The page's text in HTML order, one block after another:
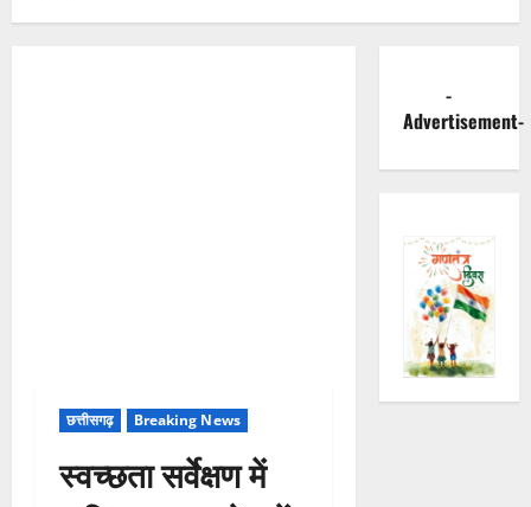
छत्तीसगढ़ Breaking News
स्वच्छता सर्वेक्षण में
-
Advertisement-